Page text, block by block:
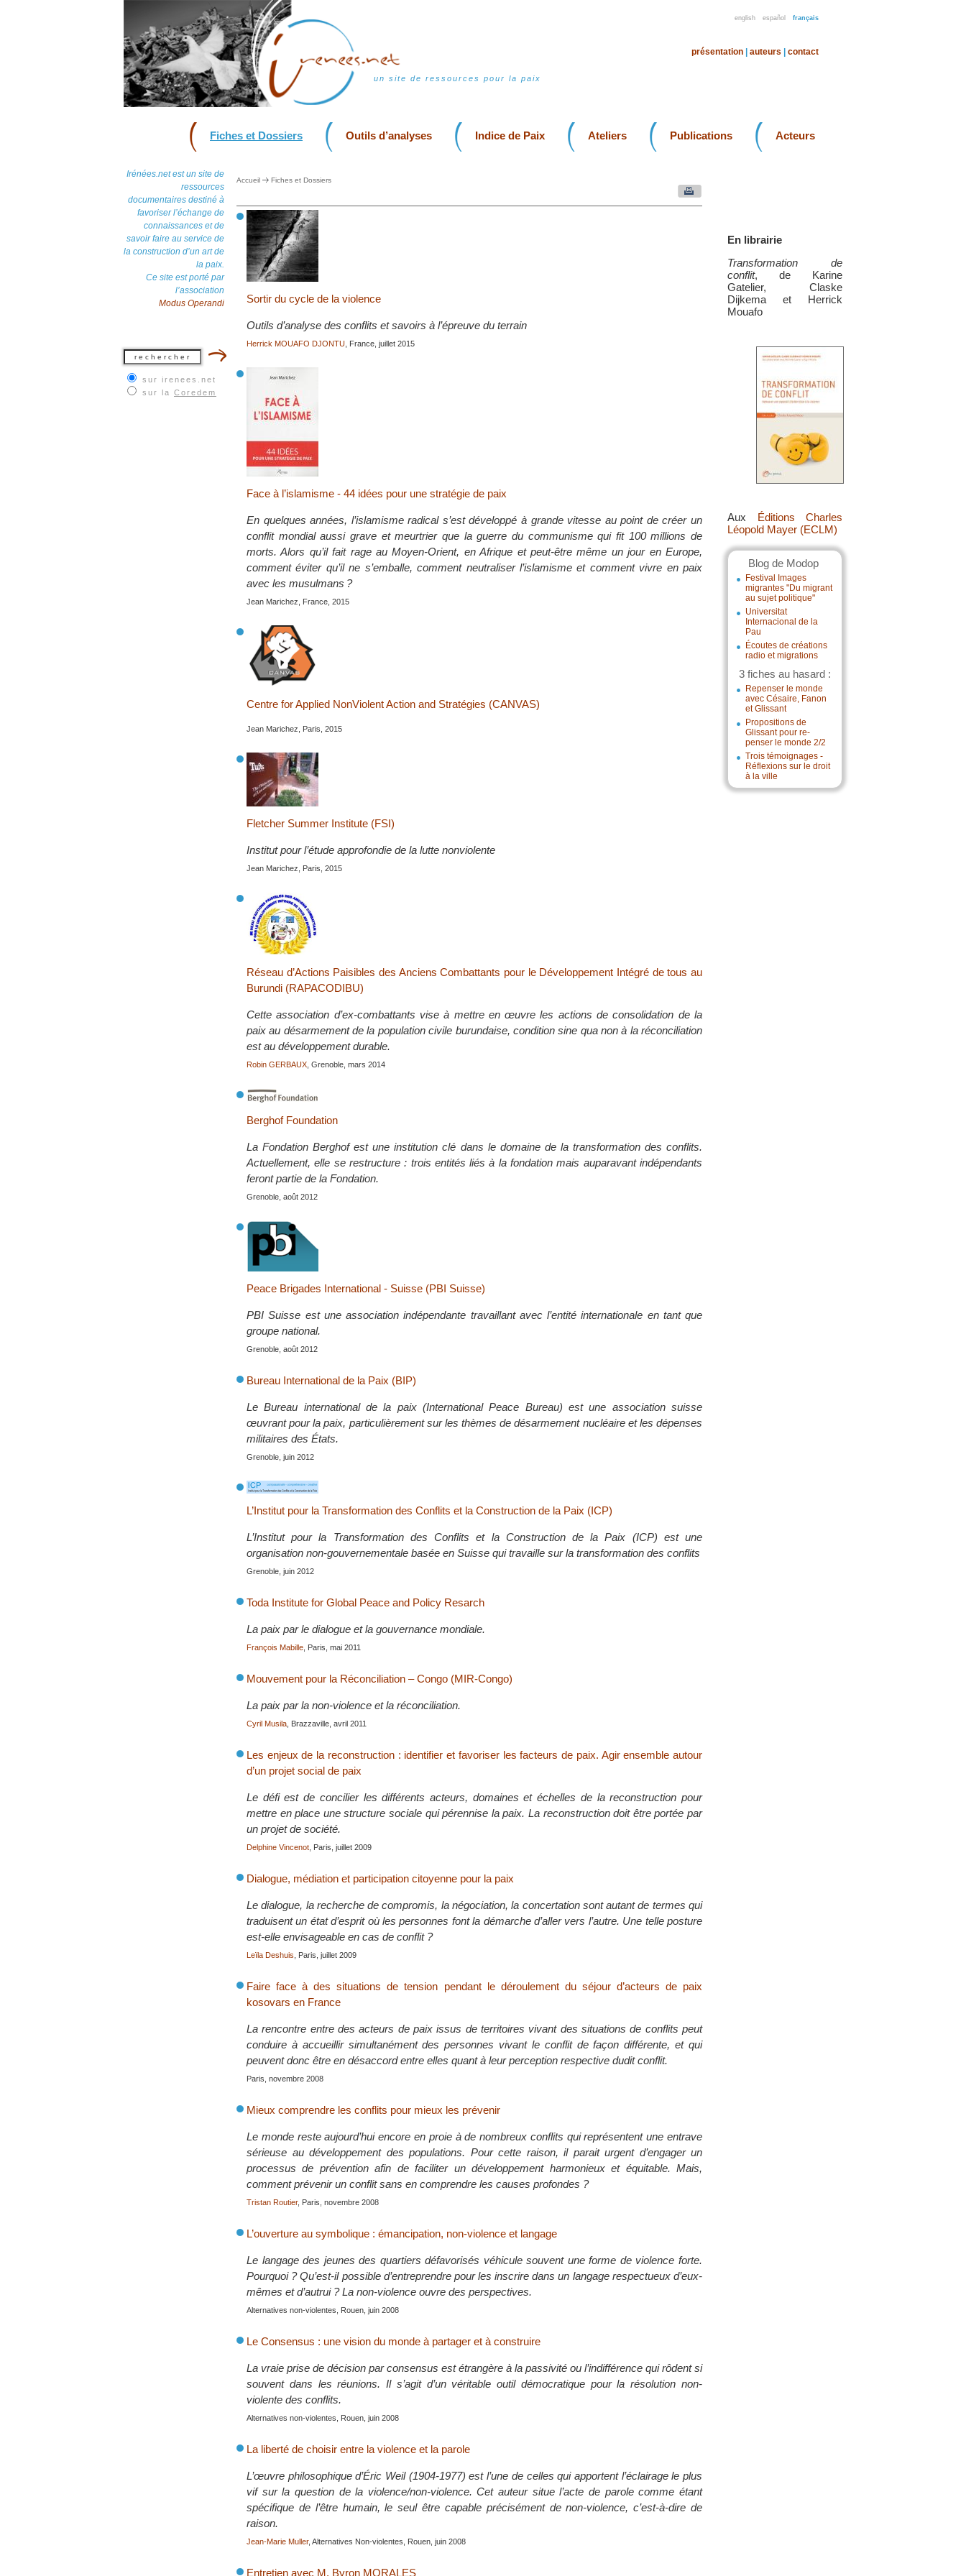
english español français
un site de ressources pour la paix
présentation auteurs contact
Fiches et Dossiers Outils d’analyses Indice de Paix Ateliers Publications Acteurs
Irénées.net est un site de
ressources
documentaires destiné à
favoriser l’échange de
connaissances et de
savoir faire au service de
la construction d’un art de
la paix.
Ce site est porté par
l’association
Modus Operandi
sur irenees.net
sur la Coredem
En librairie
Transformation de
conflit, de Karine
Gatelier, Claske
Dijkema et Herrick
Mouafo
Aux Éditions Charles
Léopold Mayer (ECLM)
Blog de Modop
Festival Images
migrantes "Du migrant
au sujet politique"
Universitat
Internacional de la
Pau
Écoutes de créations
radio et migrations
3 fiches au hasard :
Repenser le monde
avec Césaire, Fanon
et Glissant
Propositions de
Glissant pour re-
penser le monde 2/2
Trois témoignages -
Réflexions sur le droit
à la ville
Accueil Fiches et Dossiers
Sortir du cycle de la violence
Outils d’analyse des conflits et savoirs à l’épreuve du terrain
Herrick MOUAFO DJONTU , France, juillet 2015
Face à l’islamisme - 44 idées pour une stratégie de paix
En quelques années, l’islamisme radical s’est développé à grande vitesse au point de créer un
conflit mondial aussi grave et meurtrier que la guerre du communisme qui fit 100 millions de
morts. Alors qu’il fait rage au Moyen-Orient, en Afrique et peut-être même un jour en Europe,
comment éviter qu’il ne s’emballe, comment neutraliser l’islamisme et comment vivre en paix
avec les musulmans ?
Jean Marichez, France, 2015
Centre for Applied NonViolent Action and Stratégies (CANVAS)
Jean Marichez, Paris, 2015
Fletcher Summer Institute (FSI)
Institut pour l’étude approfondie de la lutte nonviolente
Jean Marichez, Paris, 2015
Réseau d’Actions Paisibles des Anciens Combattants pour le Développement Intégré de tous au
Burundi (RAPACODIBU)
Cette association d’ex-combattants vise à mettre en œuvre les actions de consolidation de la
paix au désarmement de la population civile burundaise, condition sine qua non à la réconciliation
est au développement durable.
Robin GERBAUX , Grenoble, mars 2014
Berghof Foundation
La Fondation Berghof est une institution clé dans le domaine de la transformation des conflits.
Actuellement, elle se restructure : trois entités liés à la fondation mais auparavant indépendants
feront partie de la Fondation.
Grenoble, août 2012
Peace Brigades International - Suisse (PBI Suisse)
PBI Suisse est une association indépendante travaillant avec l’entité internationale en tant que
groupe national.
Grenoble, août 2012
Bureau International de la Paix (BIP)
Le Bureau international de la paix (International Peace Bureau) est une association suisse
œuvrant pour la paix, particulièrement sur les thèmes de désarmement nucléaire et les dépenses
militaires des États.
Grenoble, juin 2012
L’Institut pour la Transformation des Conflits et la Construction de la Paix (ICP)
L’Institut pour la Transformation des Conflits et la Construction de la Paix (ICP) est une
organisation non-gouvernementale basée en Suisse qui travaille sur la transformation des conflits
Grenoble, juin 2012
Toda Institute for Global Peace and Policy Resarch
La paix par le dialogue et la gouvernance mondiale.
François Mabille , Paris, mai 2011
Mouvement pour la Réconciliation – Congo (MIR-Congo)
La paix par la non-violence et la réconciliation.
Cyril Musila , Brazzaville, avril 2011
Les enjeux de la reconstruction : identifier et favoriser les facteurs de paix. Agir ensemble autour
d’un projet social de paix
Le défi est de concilier les différents acteurs, domaines et échelles de la reconstruction pour
mettre en place une structure sociale qui pérennise la paix. La reconstruction doit être portée par
un projet de société.
Delphine Vincenot , Paris, juillet 2009
Dialogue, médiation et participation citoyenne pour la paix
Le dialogue, la recherche de compromis, la négociation, la concertation sont autant de termes qui
traduisent un état d’esprit où les personnes font la démarche d’aller vers l’autre. Une telle posture
est-elle envisageable en cas de conflit ?
Leïla Deshuis , Paris, juillet 2009
Faire face à des situations de tension pendant le déroulement du séjour d’acteurs de paix
kosovars en France
La rencontre entre des acteurs de paix issus de territoires vivant des situations de conflits peut
conduire à accueillir simultanément des personnes vivant le conflit de façon différente, et qui
peuvent donc être en désaccord entre elles quant à leur perception respective dudit conflit.
Paris, novembre 2008
Mieux comprendre les conflits pour mieux les prévenir
Le monde reste aujourd’hui encore en proie à de nombreux conflits qui représentent une entrave
sérieuse au développement des populations. Pour cette raison, il parait urgent d’engager un
processus de prévention afin de faciliter un développement harmonieux et équitable. Mais,
comment prévenir un conflit sans en comprendre les causes profondes ?
Tristan Routier, Paris, novembre 2008
L’ouverture au symbolique : émancipation, non-violence et langage
Le langage des jeunes des quartiers défavorisés véhicule souvent une forme de violence forte.
Pourquoi ? Qu’est-il possible d’entreprendre pour les inscrire dans un langage respectueux d’eux-
mêmes et d’autrui ? La non-violence ouvre des perspectives.
Alternatives non-violentes, Rouen, juin 2008
Le Consensus : une vision du monde à partager et à construire
La vraie prise de décision par consensus est étrangère à la passivité ou l’indifférence qui rôdent si
souvent dans les réunions. Il s’agit d’un véritable outil démocratique pour la résolution non-
violente des conflits.
Alternatives non-violentes, Rouen, juin 2008
La liberté de choisir entre la violence et la parole
L’œuvre philosophique d’Éric Weil (1904-1977) est l’une de celles qui apportent l’éclairage le plus
vif sur la question de la violence/non-violence. Cet auteur situe l’acte de parole comme étant
spécifique de l’être humain, le seul être capable précisément de non-violence, c’est-à-dire de
raison.
Jean-Marie Muller, Alternatives Non-violentes, Rouen, juin 2008
Entretien avec M. Byron MORALES